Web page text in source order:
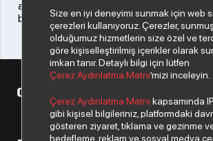
ayrıntılı açıklamalar sunarak, kullanıcıların
bir anlayış kazanmasına yardımcı olmayı
Size en iyi deneyimi sunmak için web
çerezleri kullanıyoruz. Çerezler, sunmuş
olduğumuz hizmetlerin size özel ve
göre kişiselleştirilmiş içerikler olarak
imkan tanır. Detaylı bilgi için lütfen
Çerez Aydınlatma Metni’mizi inceleyin.
Çerez Aydınlatma Metni kapsamında
gibi kişisel bilgileriniz, platformdaki
gösteren ziyaret, tıklama ve gezinme
hedefleme, reklam ve sosyal medya